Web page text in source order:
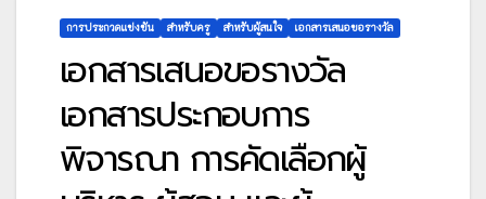
การประกวดแข่งขัน สำหรับครู สำหรับผู้สนใจ เอกสารเสนอขอรางวัล
เอกสารเสนอขอรางวัล
เอกสารประกอบการ
พิจารณา การคัดเลือกผู้